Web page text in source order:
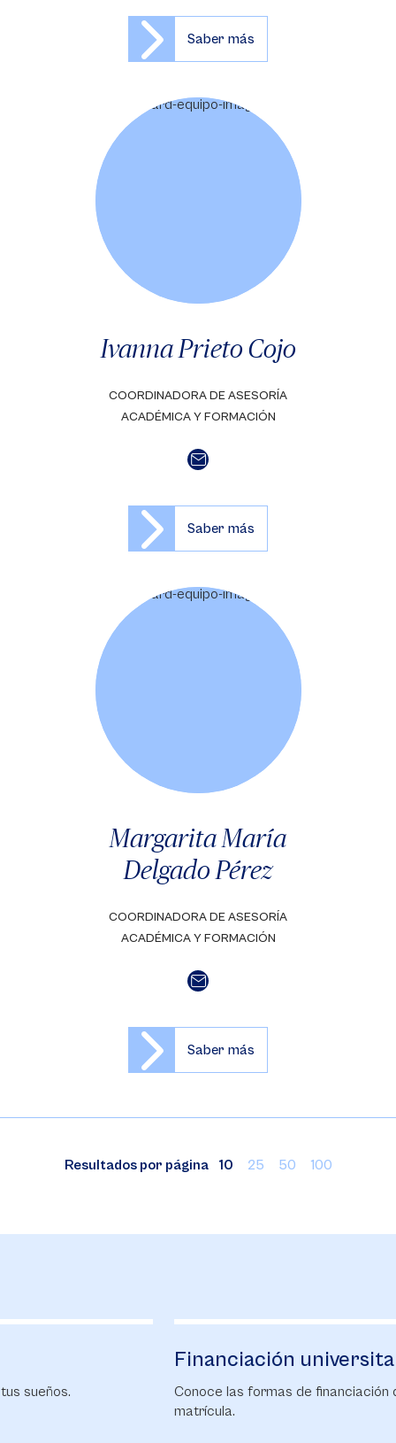
Saber más
Ivanna Prieto Cojo
COORDINADORA DE ASESORÍA
ACADÉMICA Y FORMACIÓN
Saber más
Margarita María
Delgado Pérez
COORDINADORA DE ASESORÍA
ACADÉMICA Y FORMACIÓN
Saber más
Resultados por página 10 25 50 100
Financiación universitaria
Conoce las formas de financiación de la